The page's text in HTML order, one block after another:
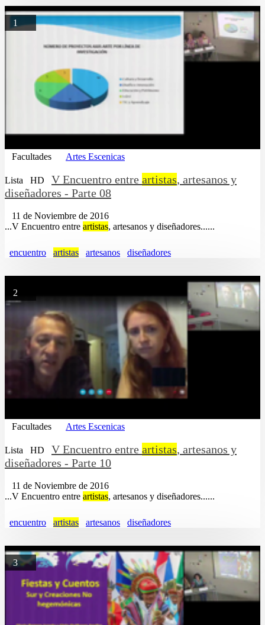
1
Facultades Artes Escenicas
Lista HD V Encuentro entre artistas, artesanos y
diseñadores - Parte 08
11 de Noviembre de 2016
...V Encuentro entre artistas, artesanos y diseñadores......
encuentro artistas artesanos diseñadores
2
Facultades Artes Escenicas
Lista HD V Encuentro entre artistas, artesanos y
diseñadores - Parte 10
11 de Noviembre de 2016
...V Encuentro entre artistas, artesanos y diseñadores......
encuentro artistas artesanos diseñadores
3